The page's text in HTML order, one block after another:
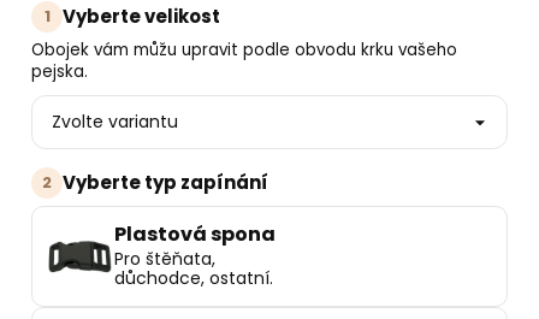
1 Vyberte velikost
Obojek vám můžu upravit podle obvodu krku vašeho
pejska.
2 Vyberte typ zapínání
Plastová spona
Pro štěňata,
důchodce, ostatní.